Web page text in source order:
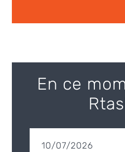
En ce
10/07/2026